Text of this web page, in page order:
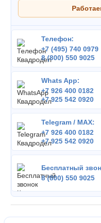
Телефон:
+7 (495) 740 0979
8 (800) 550 9025
Whats App:
+7 926 400 0182
+7 925 542 0920
Telegram / MAX:
+7 926 400 0182
+7 925 542 0920
Бесплатный
8 (800) 550 9025